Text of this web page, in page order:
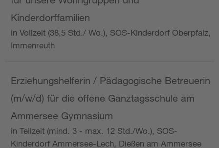
Kinderdorffamilien
in Vollzeit (38,5 Std./ Wo.), SOS-Kinderdorf Oberpfalz,
Immenreuth
Erziehungshelferin / Pädagogische Betreuerin
(m/w/d) für die offene Ganztagsschule am
Ammersee Gymnasium
in Teilzeit (mind. 3 - max. 12 Std./Wo.), SOS-
Kinderdorf Ammersee-Lech, Dießen am Ammersee